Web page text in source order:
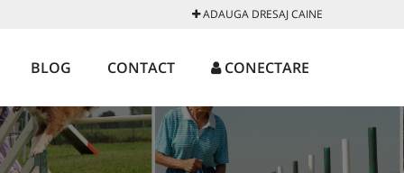
ADAUGA DRESAJ CAINE
BLOG CONTACT CONECTARE